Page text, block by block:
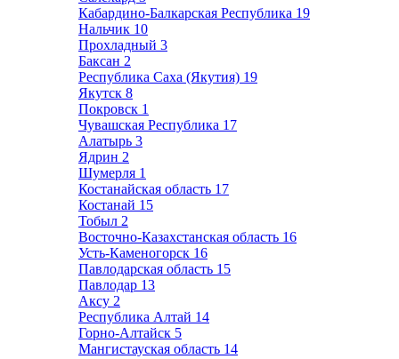
Кабардино-Балкарская Республика 19
Нальчик 10
Прохладный 3
Баксан 2
Республика Саха (Якутия) 19
Якутск 8
Покровск 1
Чувашская Республика 17
Алатырь 3
Ядрин 2
Шумерля 1
Костанайская область 17
Костанай 15
Тобыл 2
Восточно-Казахстанская область 16
Усть-Каменогорск 16
Павлодарская область 15
Павлодар 13
Аксу 2
Республика Алтай 14
Горно-Алтайск 5
Мангистауская область 14